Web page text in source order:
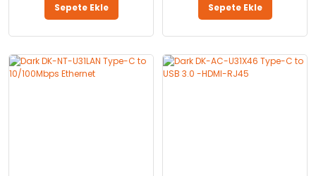
Sepete Ekle Sepete Ekle